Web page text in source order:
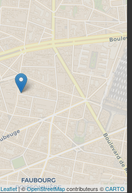
Leaflet| ©OpenStreetMapcontributeurs ©CARTO